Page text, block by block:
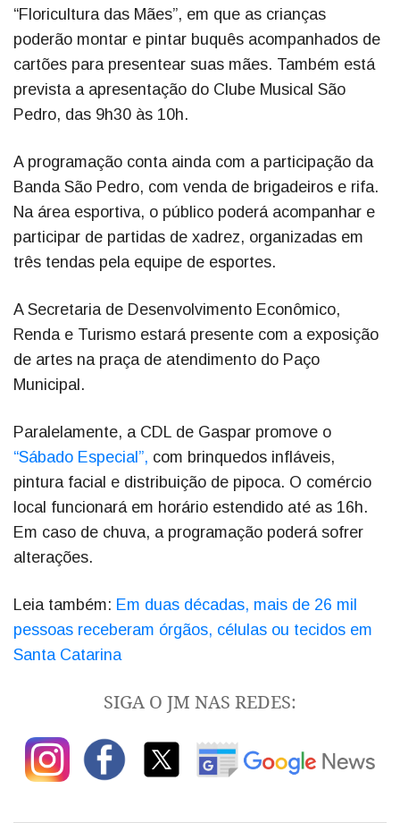
“Floricultura das Mães”, em que as crianças
poderão montar e pintar buquês acompanhados de
cartões para presentear suas mães. Também está
prevista a apresentação do Clube Musical São
Pedro, das 9h30 às 10h.
A programação conta ainda com a participação da
Banda São Pedro, com venda de brigadeiros e rifa.
Na área esportiva, o público poderá acompanhar e
participar de partidas de xadrez, organizadas em
três tendas pela equipe de esportes.
A Secretaria de Desenvolvimento Econômico,
Renda e Turismo estará presente com a exposição
de artes na praça de atendimento do Paço
Municipal.
Paralelamente, a CDL de Gaspar promove o
“Sábado Especial”, com brinquedos infláveis,
pintura facial e distribuição de pipoca. O comércio
local funcionará em horário estendido até as 16h.
Em caso de chuva, a programação poderá sofrer
alterações.
Leia também: Em duas décadas, mais de 26 mil
pessoas receberam órgãos, células ou tecidos em
Santa Catarina
SIGA O JM NAS REDES: